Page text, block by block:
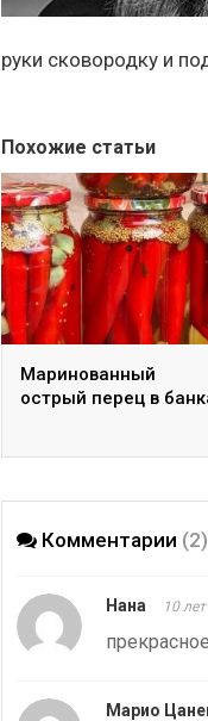
руки сковородку и
Похожие статьи
Маринованный
острый перец в
Комментарии (2)
Нана 10 лет
Марио